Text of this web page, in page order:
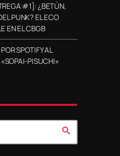
#1]: ¿BETÚN,
PUNK? EL ECO
EN EL CBGB
SPOTIFY AL
PISUCHI»
search